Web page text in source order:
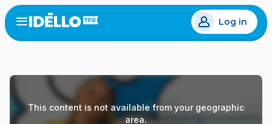
Skip
to
main
Open
menu
Log in
This content is not available from your geographic
area.